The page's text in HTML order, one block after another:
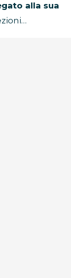
alla sua